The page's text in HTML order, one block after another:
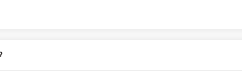
за повною передоплатою) для великогабаритного товару